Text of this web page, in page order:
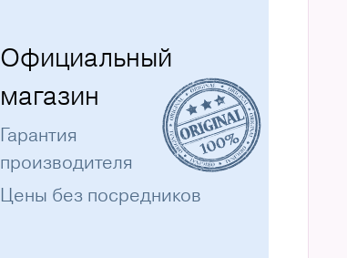
Официальный
магазин
Гарантия
производителя
Цены без посредников